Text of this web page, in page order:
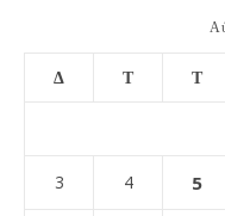
Δ Τ Τ
3 4 5